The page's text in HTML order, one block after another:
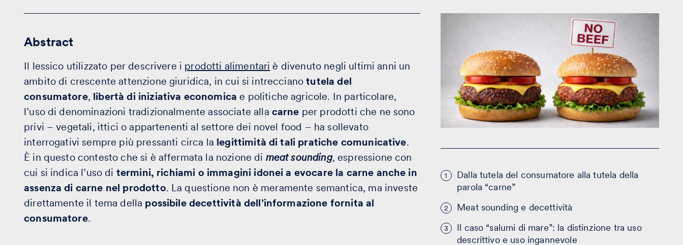
1
Dalla tutela del consumatore alla tutela della
parola “carne”
2 Meat sounding e decettività
3
Il caso “salumi di mare”: la distinzione tra uso
descrittivo e uso ingannevole
Abstract
Il lessico utilizzato per descrivere i prodotti alimentari è divenuto negli ultimi anni un
ambito di crescente attenzione giuridica, in cui si intreccianotutela del
consumatore, libertà di iniziativa economica e politiche agricole. In particolare,
l’uso di denominazioni tradizionalmente associate alla carne per prodotti che ne sono
privi – vegetali, ittici o appartenenti al settore dei novel food – ha sollevato
interrogativi sempre più pressanti circa la legittimità di tali pratiche comunicative.
È in questo contesto che si è affermata la nozione di meat sounding, espressione con
cui si indica l’uso di termini, richiami o immagini idonei a evocare la carne anche in
assenza di carne nel prodotto. La questione non è meramente semantica, ma investe
direttamente il tema della possibile decettività dell’informazione fornita al
consumatore.